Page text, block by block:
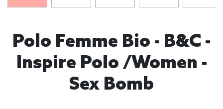
Polo Femme Bio - B&C -
Inspire Polo /women -
Sex Bomb